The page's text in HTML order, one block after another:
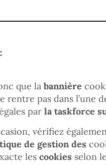
que la bannière
rentre pas dans l’une
par la taskforce
vérifiez
de gestion des
les cookies selon